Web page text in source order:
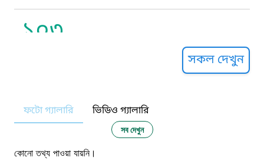
১০৩
নারী ও শিশু নির্যাতন প্রতিরোধ
১০৬
সকল দেখুন
ফটো গ্যালারি ভিডিও গ্যালারি
সব দেখুন
কোনো তথ্য পাওয়া যায়নি।